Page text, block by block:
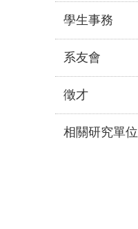
學生事務
系友會
徵才
相關研究單位